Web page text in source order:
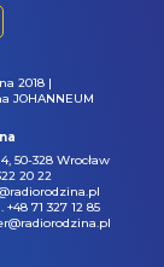
2018 |
JOHANNEUM
50-328 Wrocław
20 22
71 327 12 85